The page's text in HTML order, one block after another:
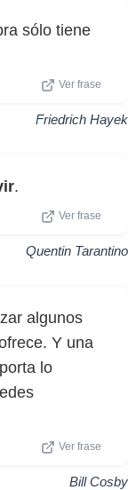
sólo tiene
Ver frase
Friedrich Hayek
.
Ver frase
Quentin Tarantino
algunos
Y una
lo
Ver frase
Bill Cosby